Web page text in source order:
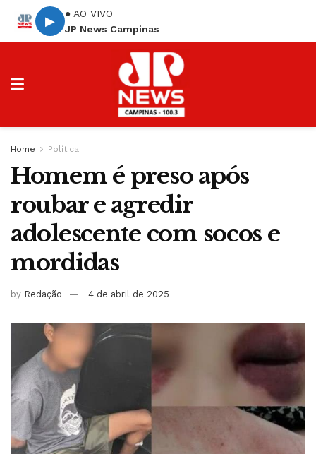
▶
● AO VIVO
JP News Campinas
Home Política
Homem é preso após
roubar e agredir
adolescente com socos e
mordidas
by Redação 4 de abril de 2025